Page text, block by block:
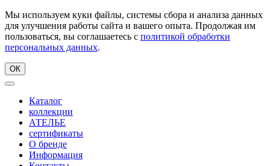
Мы используем куки файлы, системы сбора и анализа данных
для улучшения работы сайта и вашего опыта. Продолжая им
пользоваться, вы соглашаетесь с политикой обработки
персональных данных.
ОК
Каталог
коллекции
АТЕЛЬЕ
сертификаты
О бренде
Информация